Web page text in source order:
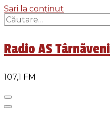
Sari la conținut
Caută
după:
Radio AS Târnãveni
107,1 FM